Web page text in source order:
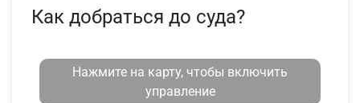
Как добраться до суда?
Нажмите на карту, чтобы включить
управление